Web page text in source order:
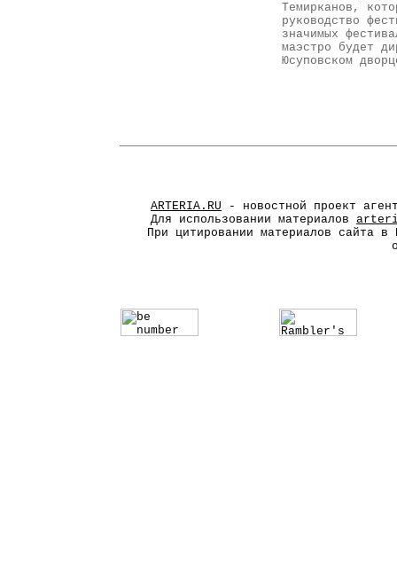
Темирканов,
руководство
значимых
маэстро будет
Юсуповском
ARTERIA.RU - новостной проект
Для использовании материалов
При цитировании материалов сайта